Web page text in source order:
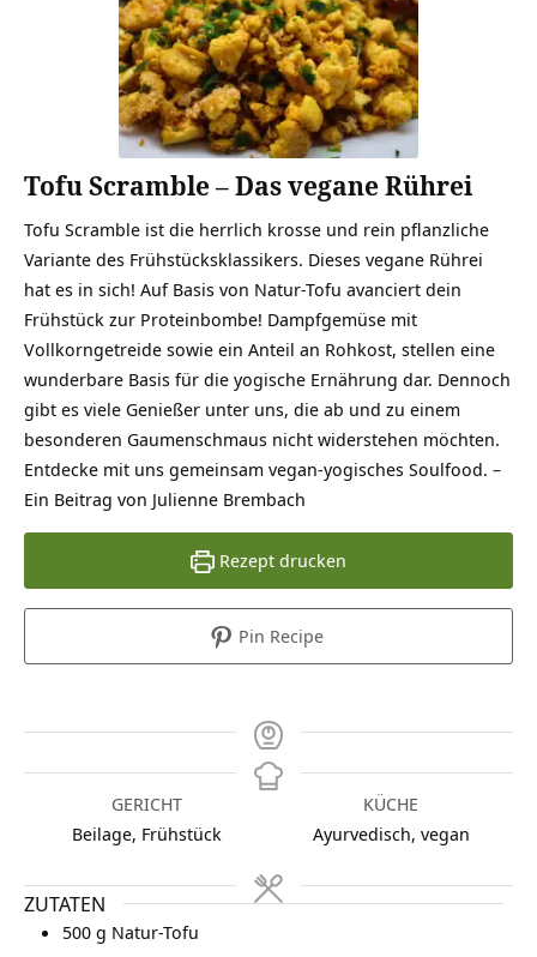
Tofu Scramble – Das vegane Rührei
Tofu Scramble ist die herrlich krosse und rein pflanzliche
Variante des Frühstücksklassikers. Dieses vegane Rührei
hat es in sich! Auf Basis von Natur-Tofu avanciert dein
Frühstück zur Proteinbombe! Dampfgemüse mit
Vollkorngetreide sowie ein Anteil an Rohkost, stellen eine
wunderbare Basis für die yogische Ernährung dar. Dennoch
gibt es viele Genießer unter uns, die ab und zu einem
besonderen Gaumenschmaus nicht widerstehen möchten.
Entdecke mit uns gemeinsam vegan-yogisches Soulfood. –
Ein Beitrag von Julienne Brembach
Rezept drucken
Pin Recipe
GERICHT
Beilage, Frühstück
KÜCHE
Ayurvedisch, vegan
ZUTATEN
500 g Natur-Tofu